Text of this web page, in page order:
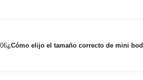
06¿Cómo elijo el tamaño correcto de mini